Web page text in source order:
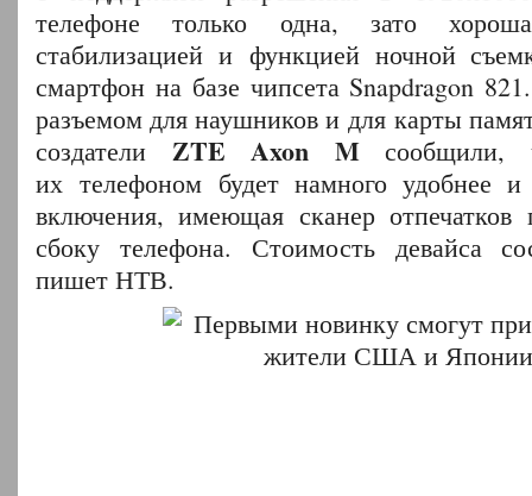
телефоне только одна, зато
стабилизацией и функцией ночной
смартфон на базе чипсета Snapdragon
разъемом для наушников и для карты
создатели ZTE Axon Mсообщили,
их телефоном будет намного удобнее
включения, имеющая сканер отпечатков
сбоку телефона. Стоимость девайса
пишет НТВ.